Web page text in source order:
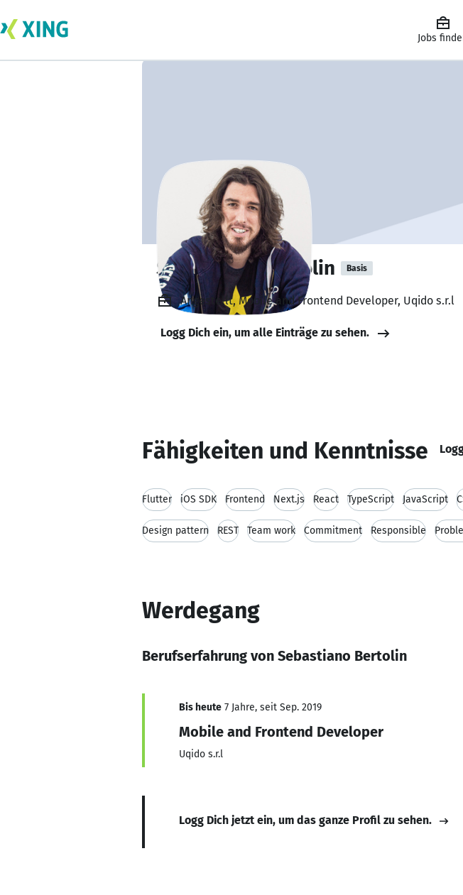
Jobs
Sebastiano Bertolin Basis
Angestellt, Mobile and Frontend Developer, Uqido s.r.l
Logg Dich ein, um alle Einträge zu sehen.
Fähigkeiten und Kenntnisse
Flutter iOS SDK Frontend Next.js React TypeScript JavaScript
Design pattern REST Team work Commitment Responsible
Werdegang
Berufserfahrung von Sebastiano Bertolin
Bis heute 7 Jahre, seit Sep. 2019
Mobile and Frontend Developer
Uqido s.r.l
Logg Dich jetzt ein, um das ganze Profil zu sehen.